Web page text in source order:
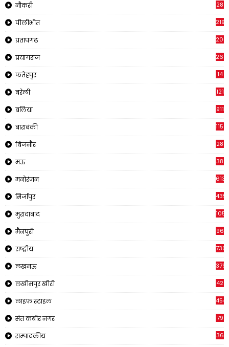
नौकरी 28
पीलीभीत 2195
प्रतापगढ
प्रयागराज 269
फतेहपुर 14
बरेली 121
बलिया 911
बाराबंकी 1150
बिजनौर 28
मऊ 38
मनोरंजन 613
मिर्जापुर 439
मुरादाबाद 1054
मैनपुरी 96
राष्ट्रीय
लखनऊ 3793
लखीमपुर खीरी 42
लाइफ स्टाइल 454
संत कबीर नगर 79
सम्पादकीय 36